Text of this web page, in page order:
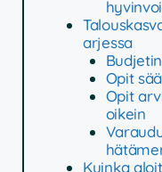
arjessa
Opit
Opit
oikein
Kuinka